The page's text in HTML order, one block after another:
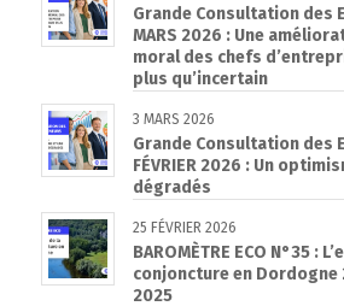
Grande Consultation des
MARS 2026 : Une
moral des chefs
plus qu’incertain
3 MARS 2026
Grande Consultation des
FÉVRIER 2026 : Un
dégradés
25 FÉVRIER 2026
BAROMÈTRE ECO N°35 :
conjoncture en Dordogne
2025